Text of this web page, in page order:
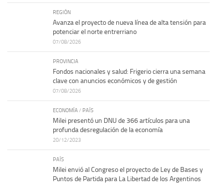
REGIÓN
Avanza el proyecto de nueva línea de alta tensión para
potenciar el norte entrerriano
07/08/2026
PROVINCIA
Fondos nacionales y salud: Frigerio cierra una semana
clave con anuncios económicos y de gestión
07/08/2026
ECONOMÍA / PAÍS
Milei presentó un DNU de 366 artículos para una
profunda desregulación de la economía
20/12/2023
PAÍS
Milei envió al Congreso el proyecto de Ley de Bases y
Puntos de Partida para La Libertad de los Argentinos